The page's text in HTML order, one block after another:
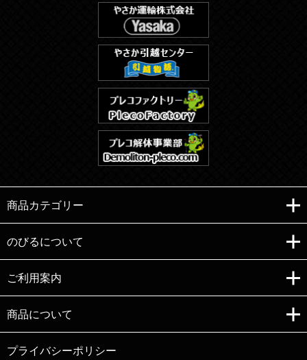
商品カテゴリー
のびるについて
ご利用案内
商品について
プライバシーポリシー
Copyright (C)e-nobiru All right reserved.